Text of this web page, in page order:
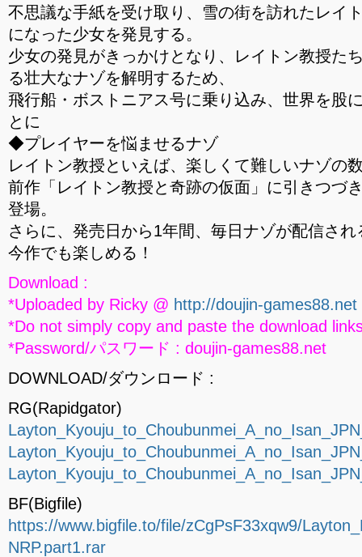
不思議な手紙を受け取り、雪の街を訪れたレイ
になった少女を発見する。
少女の発見がきっかけとなり、レイトン教授た
る壮大なナゾを解明するため、
飛行船・ボストニアス号に乗り込み、世界を股
とに
◆プレイヤーを悩ませるナゾ
レイトン教授といえば、楽しくて難しいナゾの
前作「レイトン教授と奇跡の仮面」に引きつづ
登場。
さらに、発売日から1年間、毎日ナゾが配信さ
今作でも楽しめる！
Download :
*Uploaded by Ricky @ http://doujin-games88.net
*Do not simply copy and paste the download
*Password/パスワード : doujin-games88.net
DOWNLOAD/ダウンロード :
RG(Rapidgator)
BF(Bigfile)
https://www.bigfile.to/file/zCgPsF33xqw9/
NRP.part1.rar